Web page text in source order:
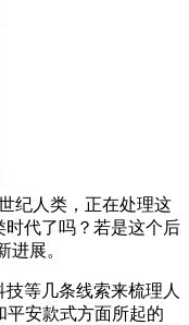
纪人类，正在处理这
代了吗？若是这个后
进展。
等几条线索来梳理人
安款式方面所起的